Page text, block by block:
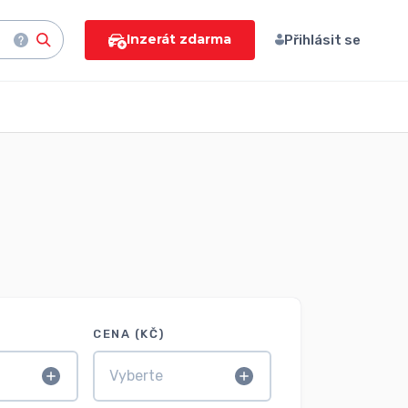
Inzerát zdarma Přihlásit se
CENA (KČ)